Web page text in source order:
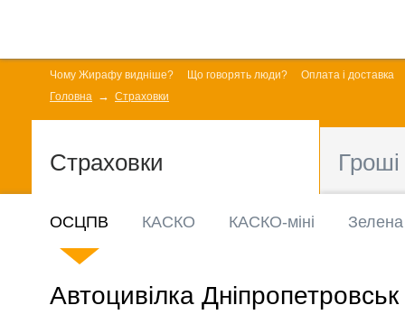
Чому Жирафу видніше? Що говорять люди?
Оплата і доставка
Головна
Страховки
Страховки Гроші
ОСЦПВ КАСКО КАСКО-міні
Автоцивілка Дніпропетровськ